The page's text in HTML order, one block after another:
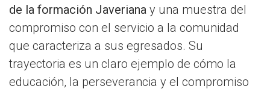
de la formación Javeriana y una muestra del
compromiso con el servicio a la comunidad
que caracteriza a sus egresados. Su
trayectoria es un claro ejemplo de cómo la
educación, la perseverancia y el compromiso